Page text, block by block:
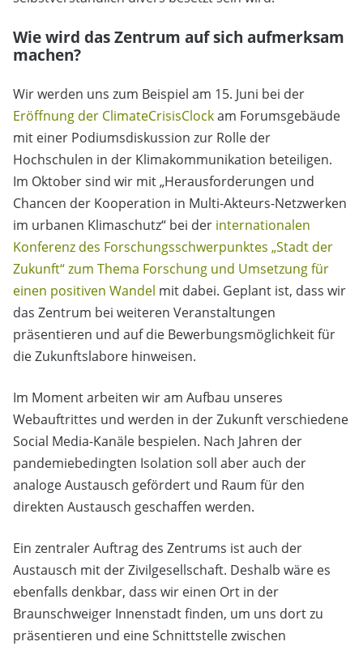
Wie wird das Zentrum auf sich aufmerksam
machen?
Wir werden uns zum Beispiel am 15. Juni bei der
Eröffnung der ClimateCrisisClockam Forumsgebäude
mit einer Podiumsdiskussion zur Rolle der
Hochschulen in der Klimakommunikation beteiligen.
Im Oktober sind wir mit „Herausforderungen und
Chancen der Kooperation in Multi-Akteurs-Netzwerken
im urbanen Klimaschutz“ bei der internationalen
Konferenz des Forschungsschwerpunktes „Stadt der
Zukunft“ zum Thema Forschung und Umsetzung für
einen positiven Wandel mit dabei. Geplant ist, dass wir
das Zentrum bei weiteren Veranstaltungen
präsentieren und auf die Bewerbungsmöglichkeit für
die Zukunftslabore hinweisen.
Im Moment arbeiten wir am Aufbau unseres
Webauftrittes und werden in der Zukunft verschiedene
Social Media-Kanäle bespielen. Nach Jahren der
pandemiebedingten Isolation soll aber auch der
analoge Austausch gefördert und Raum für den
direkten Austausch geschaffen werden.
Ein zentraler Auftrag des Zentrums ist auch der
Austausch mit der Zivilgesellschaft. Deshalb wäre es
ebenfalls denkbar, dass wir einen Ort in der
Braunschweiger Innenstadt finden, um uns dort zu
präsentieren und eine Schnittstelle zwischen